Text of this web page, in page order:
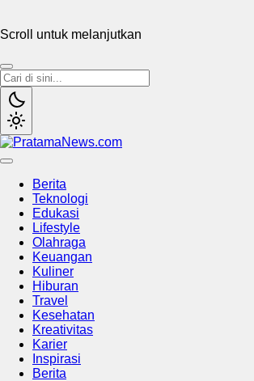
Scroll untuk melanjutkan
Berita
Teknologi
Edukasi
Lifestyle
Olahraga
Keuangan
Kuliner
Hiburan
Travel
Kesehatan
Kreativitas
Karier
Inspirasi
Berita